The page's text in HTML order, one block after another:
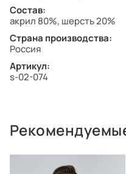
Состав:
акрил 80%, шерсть 20%
Страна производства:
Россия
Артикул:
s-02-074